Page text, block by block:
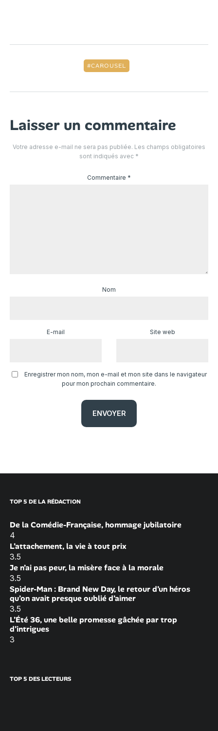
CAROUSEL
Laisser un commentaire
Votre adresse e-mail ne sera pas publiée. Les champs obligatoires
sont indiqués avec *
Commentaire *
Nom
E-mail Site web
Enregistrer mon nom, mon e-mail et mon site dans le navigateur
pour mon prochain commentaire.
TOP 5 DE LA RÉDACTION
De la Comédie-Française, hommage jubilatoire
4
L’attachement, la vie à tout prix
3.5
Je n’ai pas peur, la misère face à la morale
3.5
Spider-Man : Brand New Day, le retour d’un héros
qu’on avait presque oublié d’aimer
3.5
L’Été 36, une belle promesse gâchée par trop
d’intrigues
3
TOP 5 DES LECTEURS